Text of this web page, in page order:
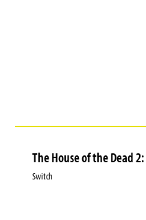
The House of the Dead
Switch